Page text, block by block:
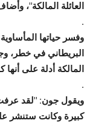
العائلة المالكة"،
.
وفسر حياتها
البريطاني في خطر،
المالكة أدلة على
.
ويقول جون: "لقد عرفت
كبيرة وكانت ستنشر